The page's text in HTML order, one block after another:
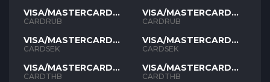
VISA/MASTERCARD
RUB
CARDRUB
VISA/MASTERCARD
SEK
CARDSEK
VISA/MASTERCARD
THB
CARDTHB
VISA/MASTERCARD
RUB
CARDRUB
VISA/MASTERCARD
SEK
CARDSEK
VISA/MASTERCARD
THB
CARDTHB